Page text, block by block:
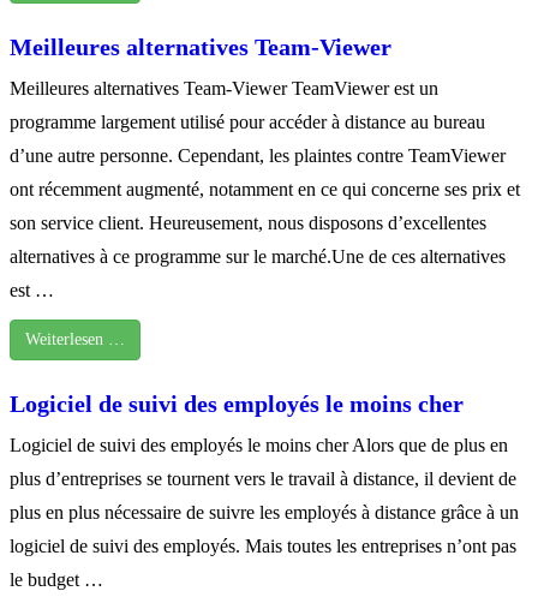
Meilleures alternatives Team-Viewer
Meilleures alternatives Team-Viewer TeamViewer est un
programme largement utilisé pour accéder à distance au bureau
d’une autre personne. Cependant, les plaintes contre TeamViewer
ont récemment augmenté, notamment en ce qui concerne ses prix et
son service client. Heureusement, nous disposons d’excellentes
alternatives à ce programme sur le marché.Une de ces alternatives
est …
Weiterlesen …
Logiciel de suivi des employés le moins cher
Logiciel de suivi des employés le moins cher Alors que de plus en
plus d’entreprises se tournent vers le travail à distance, il devient de
plus en plus nécessaire de suivre les employés à distance grâce à un
logiciel de suivi des employés. Mais toutes les entreprises n’ont pas
le budget …